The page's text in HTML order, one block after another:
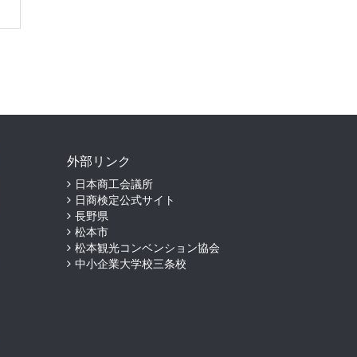
外部リンク
日本商工会議所
日商検定公式サイト
長野県
松本市
松本観光コンベンション協会
中小企業大学校三条校